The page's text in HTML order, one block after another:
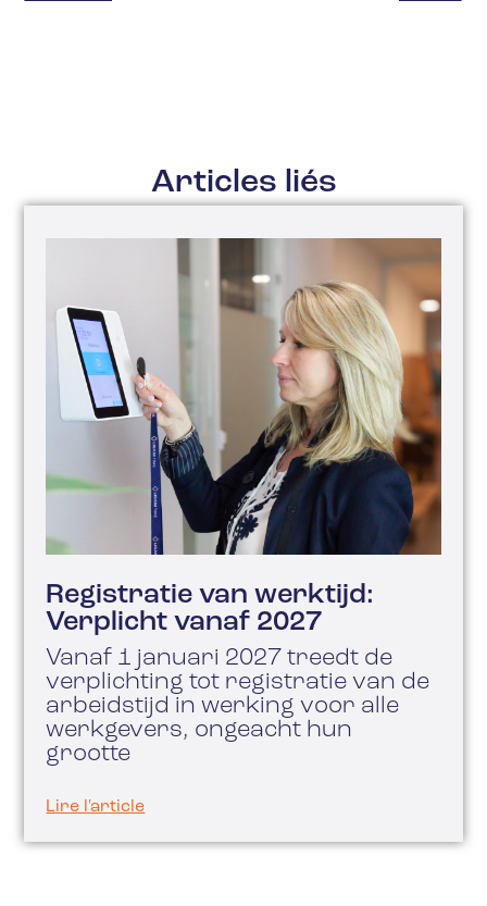
Articles liés
Registratie van werktijd:
Verplicht vanaf 2027
Vanaf 1 januari 2027 treedt de
verplichting tot registratie van de
arbeidstijd in werking voor alle
werkgevers, ongeacht hun
grootte
Lire l'article